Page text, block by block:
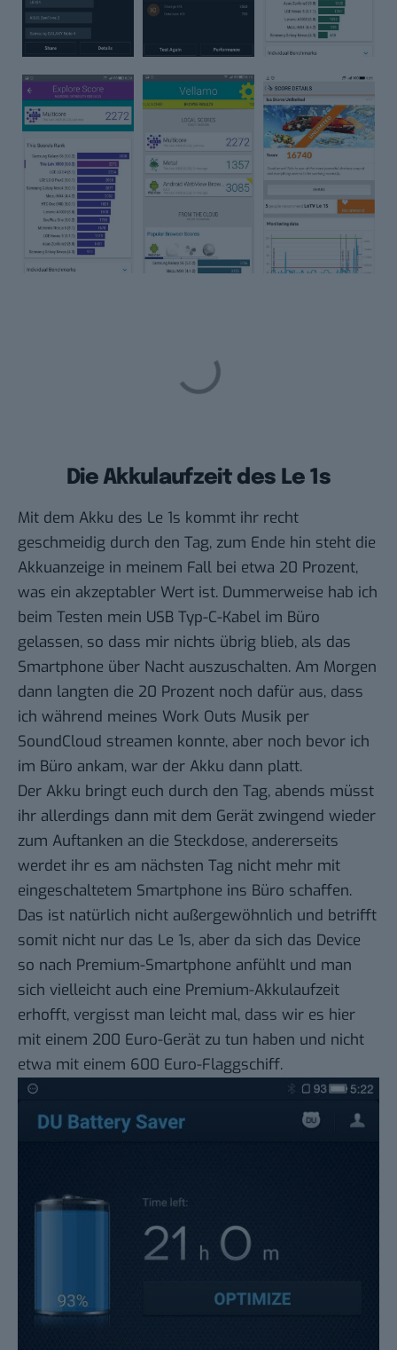
Die Akkulaufzeit des Le 1s
Mit dem Akku des Le 1s kommt ihr recht
geschmeidig durch den Tag, zum Ende hin steht die
Akkuanzeige in meinem Fall bei etwa 20 Prozent,
was ein akzeptabler Wert ist. Dummerweise hab ich
beim Testen mein USB Typ-C-Kabel im Büro
gelassen, so dass mir nichts übrig blieb, als das
Smartphone über Nacht auszuschalten. Am Morgen
dann langten die 20 Prozent noch dafür aus, dass
ich während meines Work Outs Musik per
SoundCloud streamen konnte, aber noch bevor ich
im Büro ankam, war der Akku dann platt.
Der Akku bringt euch durch den Tag, abends müsst
ihr allerdings dann mit dem Gerät zwingend wieder
zum Auftanken an die Steckdose, andererseits
werdet ihr es am nächsten Tag nicht mehr mit
eingeschaltetem Smartphone ins Büro schaffen.
Das ist natürlich nicht außergewöhnlich und betrifft
somit nicht nur das Le 1s, aber da sich das Device
so nach Premium-Smartphone anfühlt und man
sich vielleicht auch eine Premium-Akkulaufzeit
erhofft, vergisst man leicht mal, dass wir es hier
mit einem 200 Euro-Gerät zu tun haben und nicht
etwa mit einem 600 Euro-Flaggschiff.